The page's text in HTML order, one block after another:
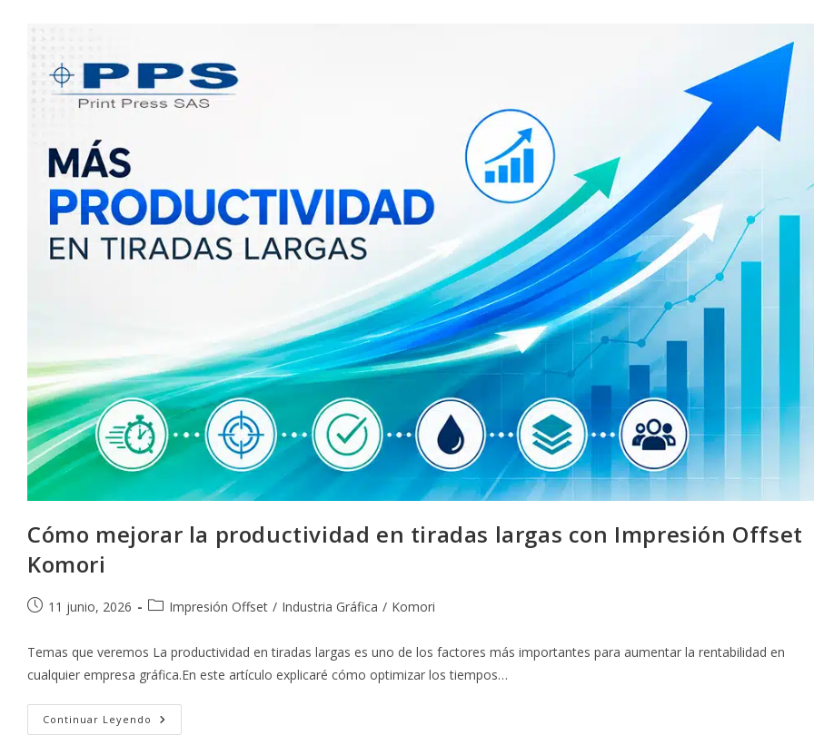
Fallos
Comunes
Y
Maximizar
Cómo mejorar la productividad en tiradas largas con Impresión Offset
Komori
Publicación
la
entrada:
11 junio, 2026
Categoría
la
entrada:
Impresión Offset / Industria Gráfica / Komori
Temas que veremos La productividad en tiradas largas es uno de los factores más importantes para aumentar la rentabilidad en
cualquier empresa gráfica.En este artículo explicaré cómo optimizar los tiempos…
Continuar Leyendo Cómo